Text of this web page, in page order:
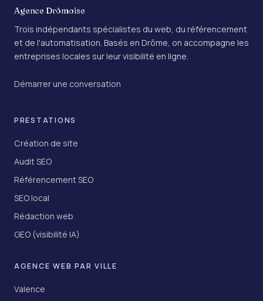
Agence Drômoise
Trois indépendants spécialistes du web, du référencement
et de l'automatisation. Basés en Drôme, on accompagne les
entreprises locales sur leur visibilité en ligne.
Démarrer une conversation
PRESTATIONS
Création de site
Audit SEO
Référencement SEO
SEO local
Rédaction web
GEO (visibilité IA)
AGENCE WEB PAR VILLE
Valence